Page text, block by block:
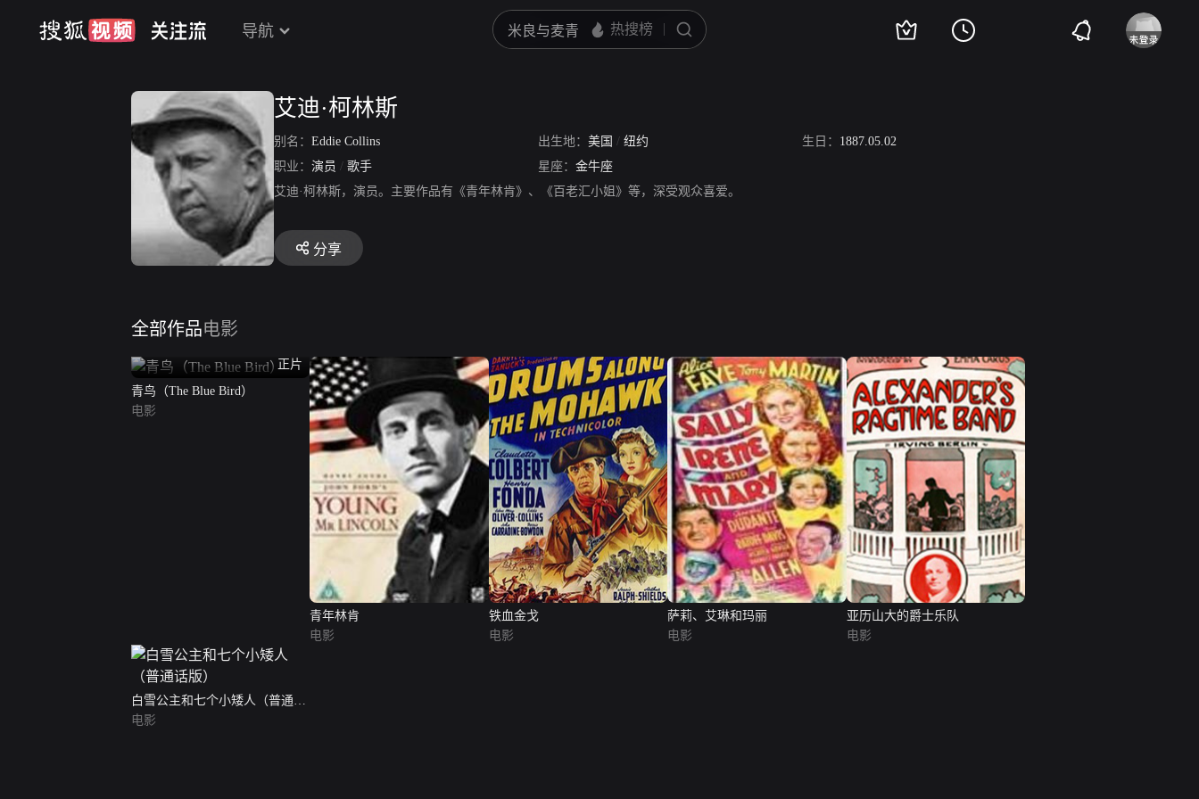
导航
艾迪·柯林斯
别名： Eddie Collins 出生地： 美国 / 纽约 生日： 1887.05.02
职业： 演员 / 歌手 星座： 金牛座
艾迪·柯林斯，演员。主要作品有《青年林肯》、《百老汇小姐》等，深受观众喜爱。
分享
全部作品电影
正片
青鸟（The Blue Bird）
电影
青年林肯
电影
铁血金戈
电影
萨莉、艾琳和玛丽
电影
亚历山大的爵士乐队
电影
白雪公主和七个小矮人（普通话
版）
电影